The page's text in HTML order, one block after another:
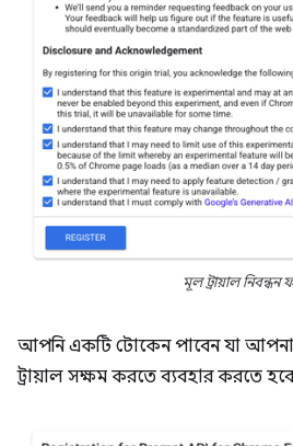
মূল ট্রায়াল নিবন্ধন
আপনি একটি টোকেন পাবেন যা
ট্রায়াল সক্ষম করতে ব্যবহার করতে